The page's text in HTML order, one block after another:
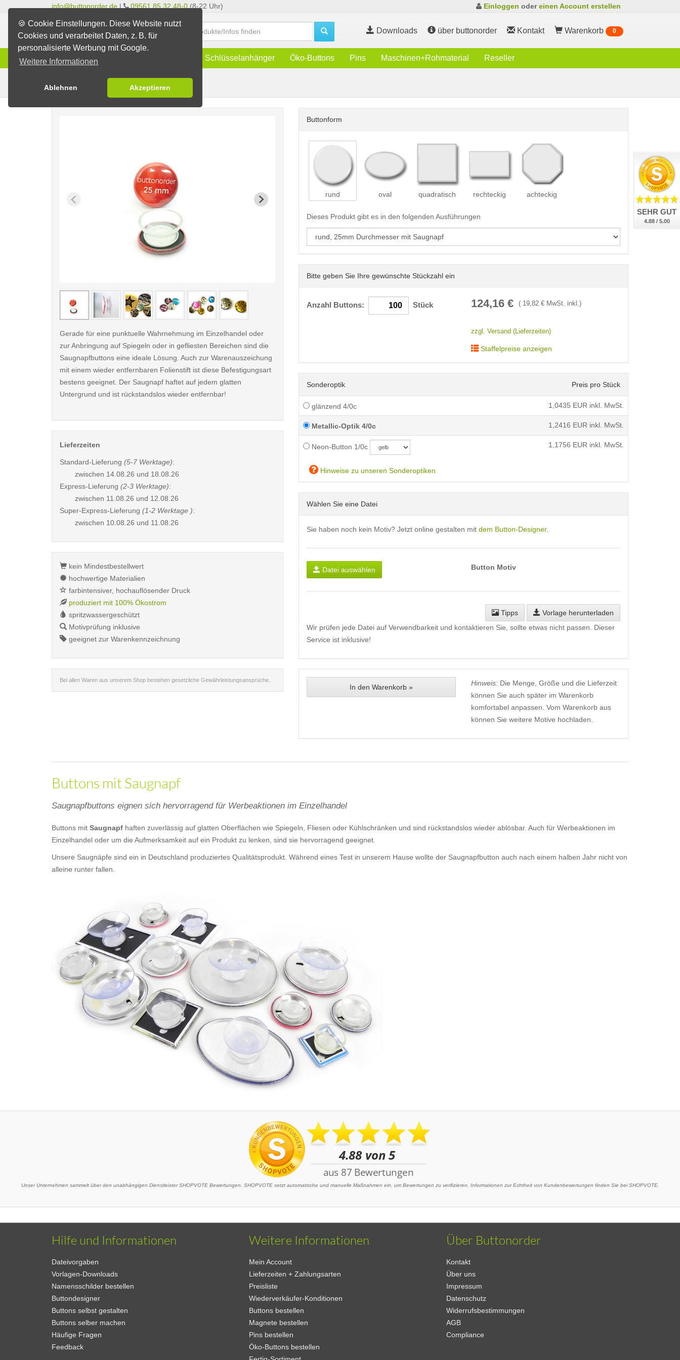
🍪 Cookie Einstellungen. Diese Website nutzt
Cookies und verarbeitet Daten, z. B. für
personalisierte Werbung mit Google.
Weitere Informationen
Ablehnen Akzeptieren
info@buttonorder.de | 09561 85 32 48-0 (8-22 Uhr) Einloggen odereinen Account erstellen
Downloads über buttonorder Kontakt Warenkorb 0
Infos Schlüsselanhänger Öko-Buttons Pins Maschinen+Rohmaterial Reseller
Buttons erstellen Buttons mit Saugnapf
Buttonform
rund oval quadratisch rechteckig achteckig
Dieses Produkt gibt es in den folgenden Ausführungen
Bitte geben Sie Ihre gewünschte Stückzahl ein
Anzahl Buttons: Stück 124,16€ ( 19,82€ MwSt. inkl.)
zzgl. Versand (Lieferzeiten)
Staffelpreise anzeigen
Sonderoptik Preis pro Stück
glänzend 4/0c 1,0435 EUR inkl. MwSt.
Metallic-Optik 4/0c 1,2416 EUR inkl. MwSt.
Neon-Button 1/0c 1,1756 EUR inkl. MwSt.
Hinweise zu unseren Sonderoptiken
Wählen Sie eine Datei
Sie haben noch kein Motiv? Jetzt online gestalten mit dem Button-Designer.
Datei auswählen Button Motiv
Tipps
Vorlage herunterladen
Wir prüfen jede Datei auf Verwendbarkeit und kontaktieren Sie, sollte etwas nicht passen. Dieser
Service ist inklusive!
In den Warenkorb » Hinweis:Die Menge, Größe und die Lieferzeit
können Sie auch später im Warenkorb
komfortabel anpassen. Vom Warenkorb aus
können Sie weitere Motive hochladen.
< /picture> < /picture> < /picture>
Gerade für eine punktuelle Wahrnehmung im Einzelhandel oder
zur Anbringung auf Spiegeln oder in gefliesten Bereichen sind die
Saugnapfbuttons eine ideale Lösung. Auch zur Warenauszeichung
mit einem wieder entfernbaren Folienstift ist diese Befestigungsart
bestens geeignet. Der Saugnapf haftet auf jedem glatten
Untergrund und ist rückstandslos wieder entfernbar!
Lieferzeiten
Standard-Lieferung (5-7 Werktage):
zwischen 14.08.26 und 18.08.26
Express-Lieferung (2-3 Werktage):
zwischen 11.08.26 und 12.08.26
Super-Express-Lieferung (1-2 Werktage ):
zwischen 10.08.26 und 11.08.26
kein Mindestbestellwert
hochwertige Materialien
farbintensiver, hochauflösender Druck
produziert mit 100% Ökostrom
spritzwassergeschützt
Motivprüfung inklusive
geeignet zur Warenkennzeichnung
Bei allen Waren aus unserem Shop bestehen gesetzliche Gewährleistungsansprüche.
Buttons mit Saugnapf
Saugnapfbuttons eignen sich hervorragend für Werbeaktionen im Einzelhandel
Buttons mit Saugnapf haften zuverlässig auf glatten Oberflächen wie Spiegeln, Fliesen oder Kühlschränken und sind rückstandslos wieder ablösbar. Auch für Werbeaktionen im
Einzelhandel oder um die Aufmerksamkeit auf ein Produkt zu lenken, sind sie hervorragend geeignet.
Unsere Saugnäpfe sind ein in Deutschland produziertes Qualitätsprodukt. Während eines Test in unserem Hause wollte der Saugnapfbutton auch nach einem halben Jahr nicht von
alleine runter fallen.
Unser Unternehmen sammelt über den unabhängigen Dienstleister SHOPVOTE Bewertungen. SHOPVOTE setzt automatische und manuelle Maßnahmen ein, um Bewertungen zu verifizieren. Informationen zur Echtheit von Kundenbewertungen finden Sie bei SHOPVOTE.
Hilfe und Informationen
Dateivorgaben
Vorlagen-Downloads
Namensschilder bestellen
Buttondesigner
Buttons selbst gestalten
Buttons selber machen
Häufige Fragen
Feedback
Weitere Informationen
Mein Account
Lieferzeiten + Zahlungsarten
Preisliste
Wiederverkäufer-Konditionen
Buttons bestellen
Magnete bestellen
Pins bestellen
Öko-Buttons bestellen
Über Buttonorder
Kontakt
Über uns
Impressum
Datenschutz
Widerrufsbestimmungen
AGB
Compliance
SEHR GUT
4.88 / 5.00